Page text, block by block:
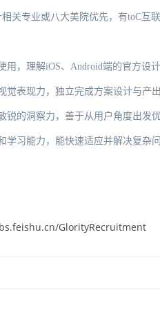
关专业或八大美院优先，有toC
，理解iOS、Android端的官方设计
表现力，独立完成方案设计与产出
锐的洞察力，善于从用户角度出发
习能力，能快速适应并解决复杂问
GlorityRecruitment